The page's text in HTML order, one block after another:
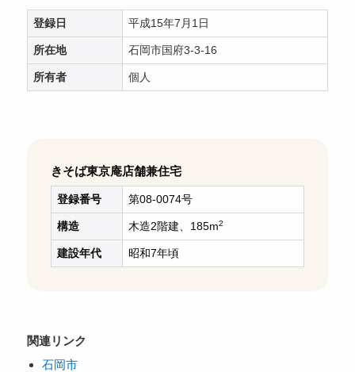
登録日 平成15年7月1日
所在地 石岡市国府3-3-16
所有者 個人
きそば東京庵店舗兼住宅
登録番号 第08-0074号
構造 木造2階建、185m2
建設年代 昭和7年頃
関連リンク
石岡市